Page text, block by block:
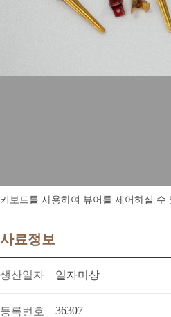
키보드를 사용하여 뷰어를 제어하실
사료정보
생산일자 일자미상
등록번호 36307